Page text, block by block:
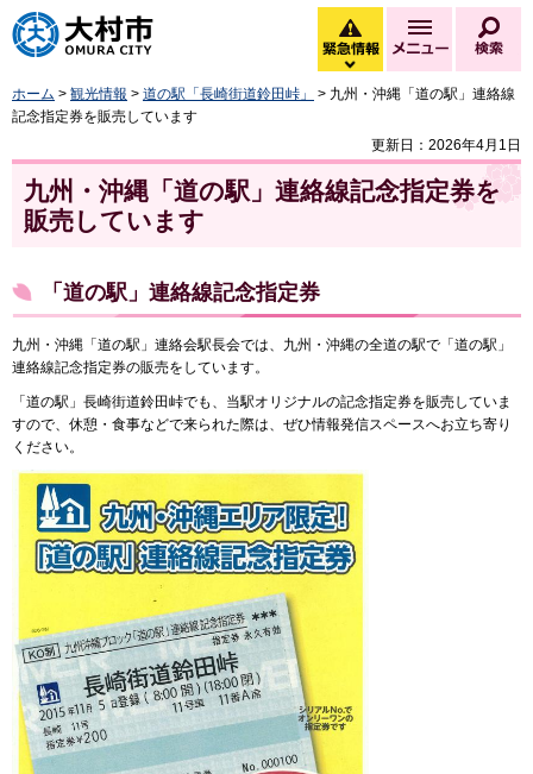
大村市
緊急情報
緊急情報を開く
メニュー
ホーム > 観光情報 > 道の駅「長崎街道鈴田峠」
> 九州・沖縄「道の駅」連絡線
記念指定券を販売しています
更新日：2026年4月1日
九州・沖縄「道の駅」連絡線記念指定券を
販売しています
「道の駅」連絡線記念指定券
九州・沖縄「道の駅」連絡会駅長会では、九州・沖縄の全道の駅で「道の駅」
連絡線記念指定券の販売をしています。
「道の駅」長崎街道鈴田峠でも、当駅オリジナルの記念指定券を販売していま
すので、休憩・食事などで来られた際は、ぜひ情報発信スペースへお立ち寄り
ください。